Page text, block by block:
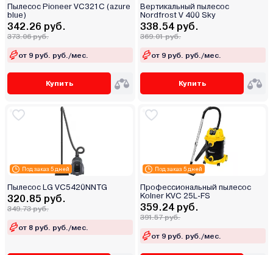
Пылесос Pioneer VC321C (azure
blue)
342.26 руб.
373.06 руб.
от 9 руб. руб./мес.
Купить
Вертикальный пылесос
Nordfrost V 400 Sky
338.54 руб.
369.01 руб.
от 9 руб. руб./мес.
Купить
Под заказ 5 дней
Пылесос LG VC5420NNTG
320.85 руб.
349.73 руб.
от 8 руб. руб./мес.
Под заказ 5 дней
Профессиональный пылесос
Kolner KVC 25L-FS
359.24 руб.
391.57 руб.
от 9 руб. руб./мес.